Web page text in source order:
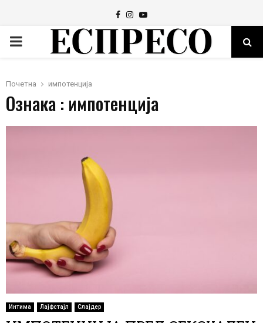
Facebook
Instagram
Youtube
PRIMARY
Почетна импотенција
Ознака : импотенција
Интима Лајфстајл Слајдер